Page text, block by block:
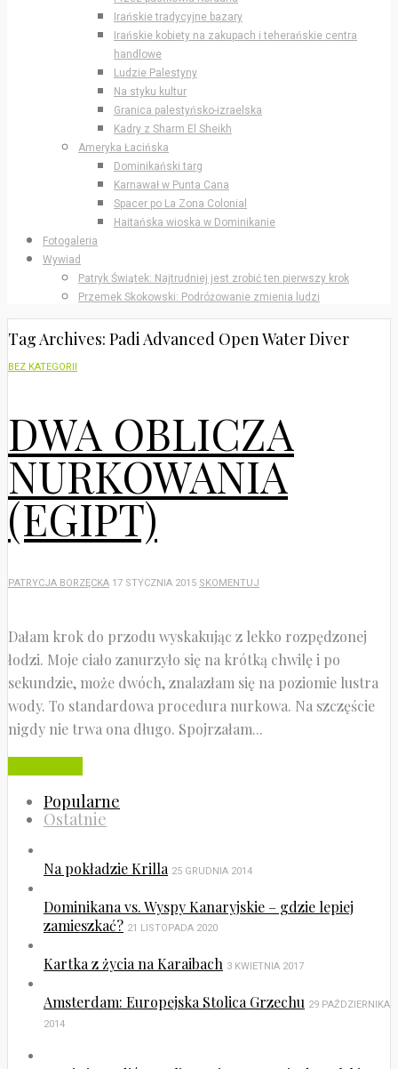
Irańskie tradycyjne bazary
Irańskie kobiety na zakupach i teherańskie centra
handlowe
Ludzie Palestyny
Na styku kultur
Granica palestyńsko-izraelska
Kadry z Sharm El Sheikh
Ameryka Łacińska
Dominikański targ
Karnawał w Punta Cana
Spacer po La Zona Colonial
Haitańska wioska w Dominikanie
Fotogaleria
Wywiad
Patryk Świątek: Najtrudniej jest zrobić ten pierwszy krok
Przemek Skokowski: Podróżowanie zmienia ludzi
Tag Archives: Padi Advanced Open Water Diver
BEZ KATEGORII
DWA OBLICZA
NURKOWANIA
(EGIPT)
PATRYCJA BORZĘCKA 17 STYCZNIA 2015 SKOMENTUJ
Dałam krok do przodu wyskakując z lekko rozpędzonej
łodzi. Moje ciało zanurzyło się na krótką chwilę i po
sekundzie, może dwóch, znalazłam się na poziomie lustra
wody. To standardowa procedura nurkowa. Na szczęście
nigdy nie trwa ona długo. Spojrzałam...
Popularne
Ostatnie
Na pokładzie Krilla 25 GRUDNIA 2014
Dominikana vs. Wyspy Kanaryjskie – gdzie lepiej
zamieszkać? 21 LISTOPADA 2020
Kartka z życia na Karaibach 3 KWIETNIA 2017
Amsterdam: Europejska Stolica Grzechu 29 PAŹDZIERNIKA
2014